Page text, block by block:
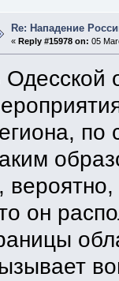
Re: Нападение
«Reply #15978 on: 05
Одесской
по
он